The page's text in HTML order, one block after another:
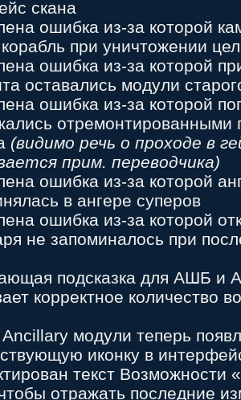
скана
ошибка из-за которой
при уничтожении
ошибка из-за которой
оставались модули
ошибка из-за которой
отремонтированными
(видимо речь о проходе в
прим. переводчика)
ошибка из-за которой
в ангере суперов
ошибка из-за которой
не запоминалось при
подсказка для АШБ и
корректное количество
модули теперь
иконку в
текст Возможности
отражать последние